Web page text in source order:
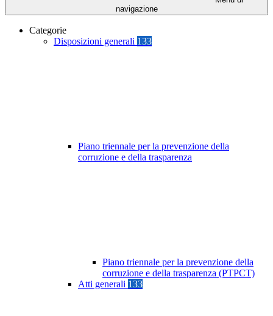
navigazione
Categorie
Disposizioni generali 133
Piano triennale per la prevenzione della
corruzione e della trasparenza
Piano triennale per la prevenzione della
corruzione e della trasparenza (PTPCT)
Atti generali 133